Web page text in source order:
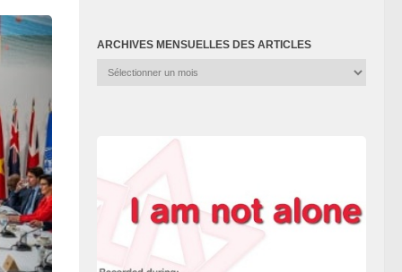
ARCHIVES MENSUELLES DES ARTICLES
Archives